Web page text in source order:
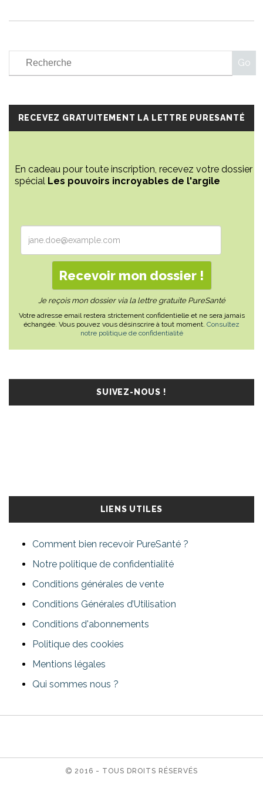
RECEVEZ GRATUITEMENT LA LETTRE PURESANTÉ
En cadeau pour toute inscription, recevez votre dossier
spécial Les pouvoirs incroyables de l'argile
Je reçois mon dossier via la lettre gratuite PureSanté
Votre adresse email restera strictement confidentielle et ne sera jamais
échangée. Vous pouvez vous désinscrire à tout moment. Consultez
notre politique de confidentialité
SUIVEZ-NOUS !
LIENS UTILES
Comment bien recevoir PureSanté ?
Notre politique de confidentialité
Conditions générales de vente
Conditions Générales d’Utilisation
Conditions d'abonnements
Politique des cookies
Mentions légales
Qui sommes nous ?
2016 - TOUS DROITS RÉSERVÉS